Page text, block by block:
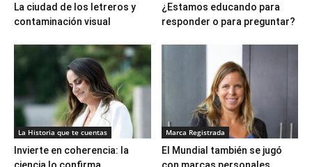
La ciudad de los letreros y
contaminación visual
¿Estamos educando para
responder o para preguntar?
La Historia que te cuentas
Invierte en coherencia: la
Marca Registrada
El Mundial también se jugó